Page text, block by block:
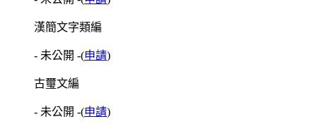
漢簡文字類編
- 未公開 -(申請)
古璽文編
- 未公開 -(申請)